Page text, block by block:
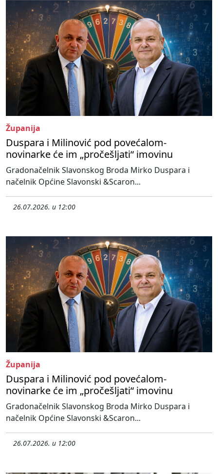
Županija
Duspara i Milinović pod povećalom-
novinarke će im „pročešljati“ imovinu
Gradonačelnik Slavonskog Broda Mirko Duspara i
načelnik Općine Slavonski &Scaron...
26.07.2026. u 12:00
Županija
Duspara i Milinović pod povećalom-
novinarke će im „pročešljati“ imovinu
Gradonačelnik Slavonskog Broda Mirko Duspara i
načelnik Općine Slavonski &Scaron...
26.07.2026. u 12:00